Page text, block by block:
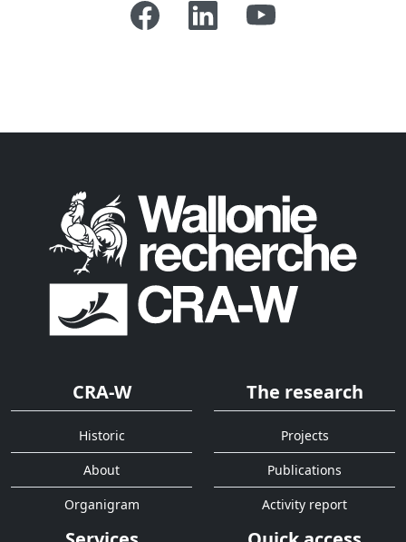
CRA-W
Historic
About
Organigram
The research
Projects
Publications
Activity report